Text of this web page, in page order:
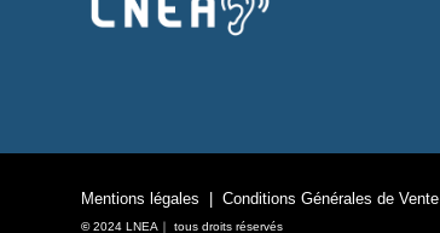
Mentions légales |Conditions Générales de Vente
©2024 LNEA｜ tous droits réservés